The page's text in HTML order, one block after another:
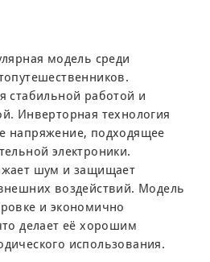
модель среди
стабильной работой и
Инверторная технология
напряжение, подходящее
электроники.
шум и защищает
воздействий. Модель
и экономично
делает её хорошим
использования.